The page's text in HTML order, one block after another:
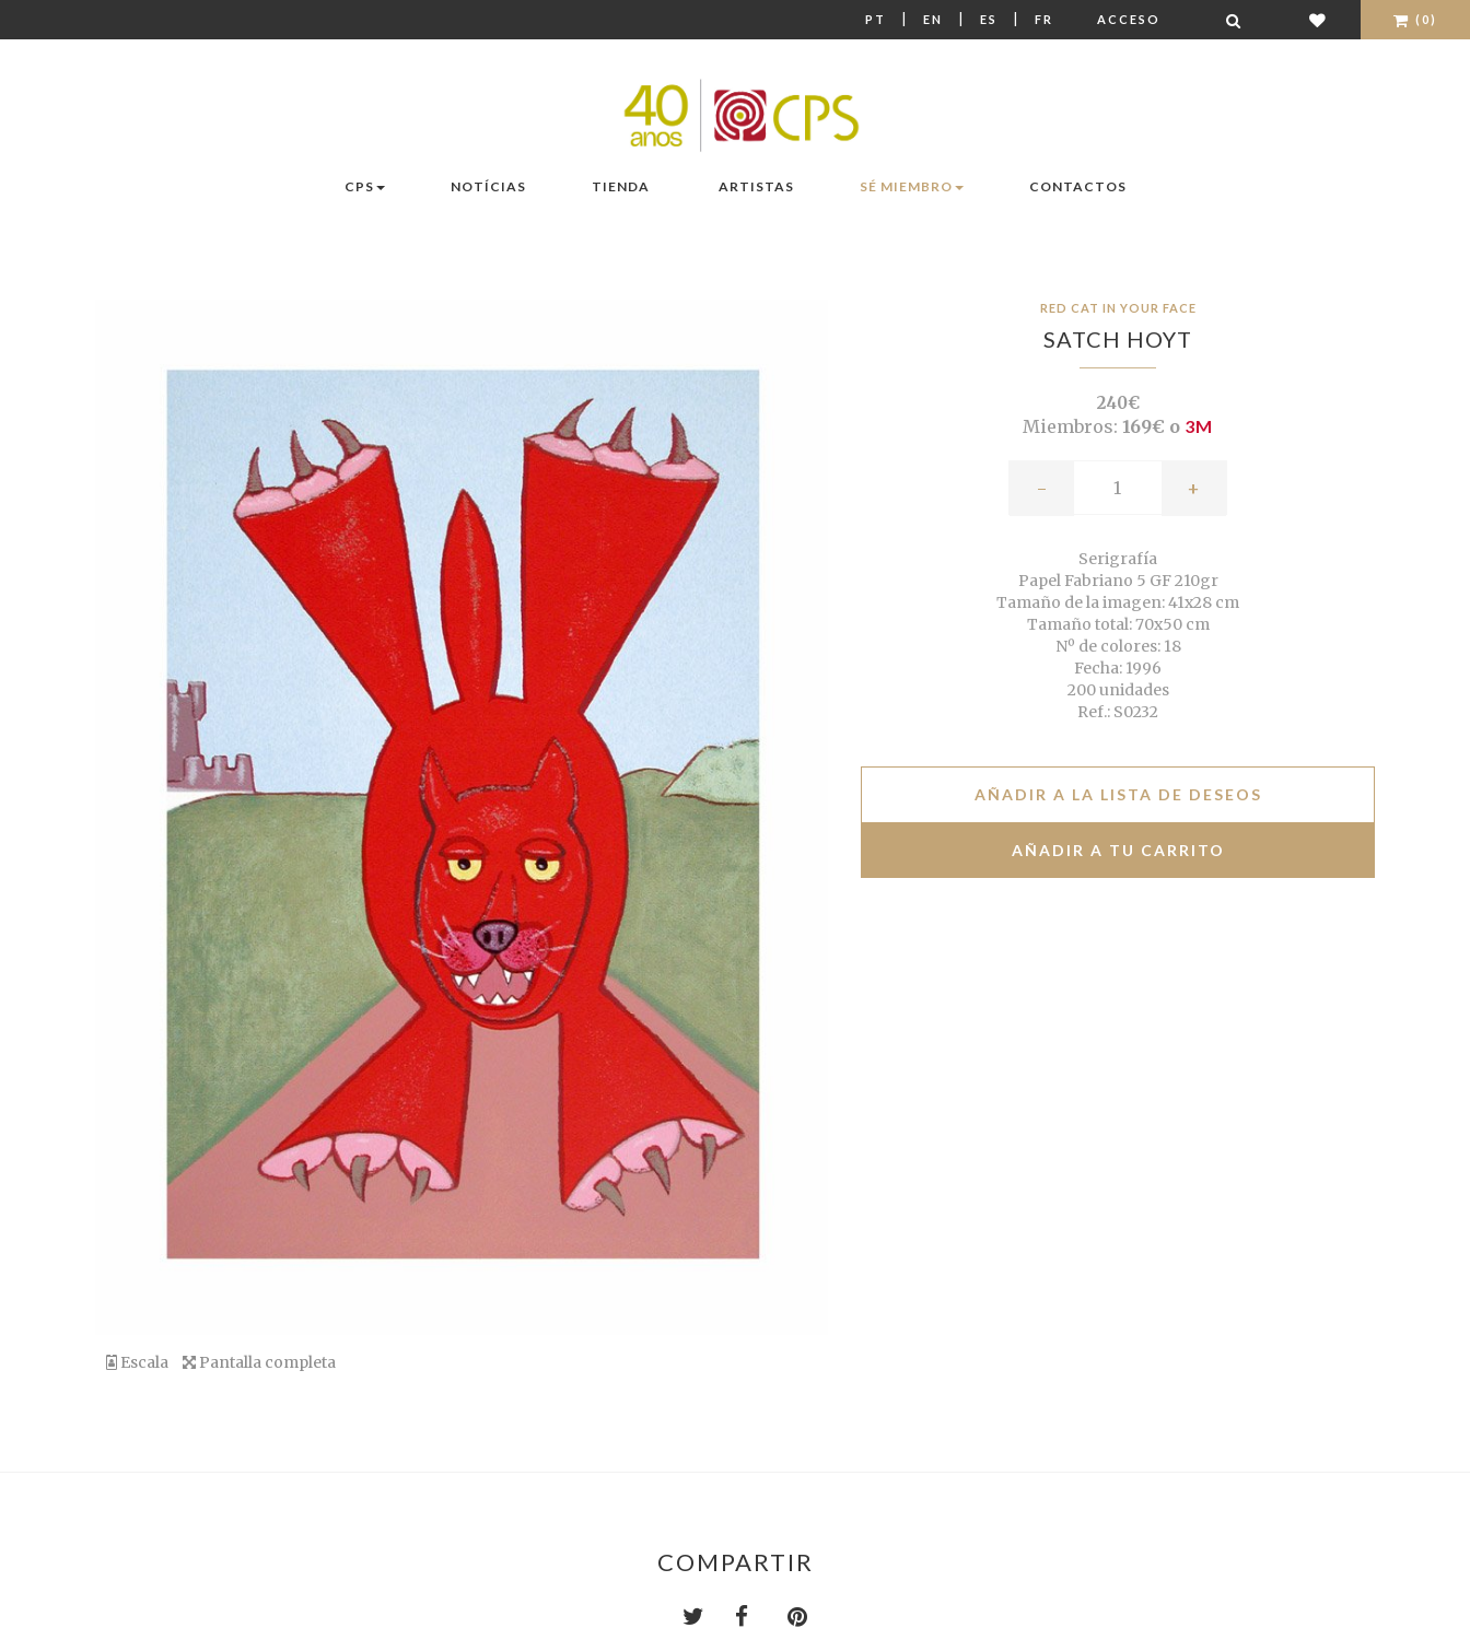
PT | EN | ES | FR ACCESO (0)
CPS NOTÍCIAS TIENDA ARTISTAS SÉ MIEMBRO CONTACTOS
Escala Pantalla completa
RED CAT IN YOUR FACE
SATCH HOYT
240€
Miembros: 169€ o 3M
- +
Serigrafía
Papel Fabriano 5 GF 210gr
Tamaño de la imagen: 41x28 cm
Tamaño total: 70x50 cm
Nº de colores: 18
Fecha: 1996
200 unidades
Ref.: S0232
AÑADIR A LA LISTA DE DESEOS
COMPARTIR